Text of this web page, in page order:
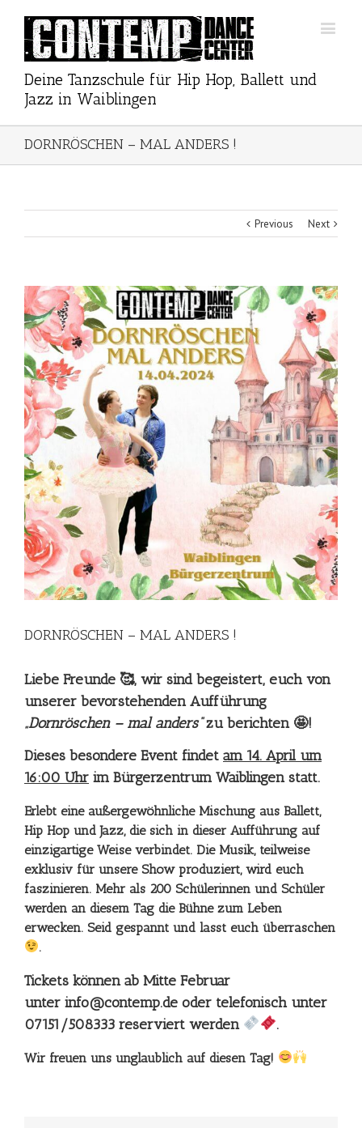
Deine Tanzschule für Hip Hop, Ballett und
Jazz in Waiblingen
DORNRÖSCHEN – MAL ANDERS !
Previous Next
View
Larger
Image
DORNRÖSCHEN – MAL ANDERS !
Liebe Freunde 🥰, wir sind begeistert, euch von
unserer bevorstehenden Aufführung
„Dornröschen – mal anders“zu berichten 🤩!
Dieses besondere Event findet am 14. April um
16:00 Uhr im Bürgerzentrum Waiblingen statt.
Erlebt eine außergewöhnliche Mischung aus Ballett,
Hip Hop und Jazz, die sich in dieser Aufführung auf
einzigartige Weise verbindet. Die Musik, teilweise
exklusiv für unsere Show produziert, wird euch
faszinieren. Mehr als 200 Schülerinnen und Schüler
werden an diesem Tag die Bühne zum Leben
erwecken. Seid gespannt und lasst euch überraschen
.
Tickets können ab Mitte Februar
unter info@contemp.de oder telefonisch unter
07151/508333 reserviert werden
.
Wir freuen uns unglaublich auf diesen Tag!